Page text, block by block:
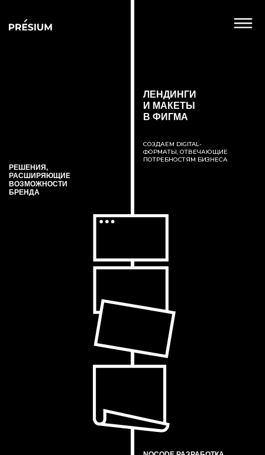
СОЗДАЕМ DIGITAL-
ФОРМАТЫ, ОТВЕЧАЮЩИЕ
ПОТРЕБНОСТЯМ БИЗНЕСА
ЛЕНДИНГИ
И МАКЕТЫ
В ФИГМА
РЕШЕНИЯ,
РАСШИРЯЮЩИЕ
ВОЗМОЖНОСТИ
БРЕНДА